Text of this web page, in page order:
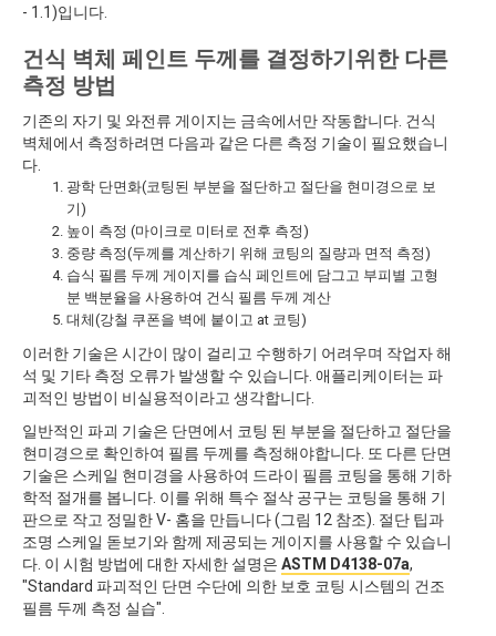
- 1.1)입니다.
건식 벽체 페인트 두께를 결정하기위한 다른
측정 방법
기존의 자기 및 와전류 게이지는 금속에서만 작동합니다. 건식
벽체에서 측정하려면 다음과 같은 다른 측정 기술이 필요했습니
다.
광학 단면화(코팅된 부분을 절단하고 절단을 현미경으로 보
기)
높이 측정 (마이크로 미터로 전후 측정)
중량 측정(두께를 계산하기 위해 코팅의 질량과 면적 측정)
습식 필름 두께 게이지를 습식 페인트에 담그고 부피별 고형
분 백분율을 사용하여 건식 필름 두께 계산
대체(강철 쿠폰을 벽에 붙이고 at 코팅)
이러한 기술은 시간이 많이 걸리고 수행하기 어려우며 작업자 해
석 및 기타 측정 오류가 발생할 수 있습니다. 애플리케이터는 파
괴적인 방법이 비실용적이라고 생각합니다.
일반적인 파괴 기술은 단면에서 코팅 된 부분을 절단하고 절단을
현미경으로 확인하여 필름 두께를 측정해야합니다. 또 다른 단면
기술은 스케일 현미경을 사용하여 드라이 필름 코팅을 통해 기하
학적 절개를 봅니다. 이를 위해 특수 절삭 공구는 코팅을 통해 기
판으로 작고 정밀한 V- 홈을 만듭니다 (그림 12 참조). 절단 팁과
조명 스케일 돋보기와 함께 제공되는 게이지를 사용할 수 있습니
다. 이 시험 방법에 대한 자세한 설명은 ASTM D4138-07a,
"Standard 파괴적인 단면 수단에 의한 보호 코팅 시스템의 건조
필름 두께 측정 실습".